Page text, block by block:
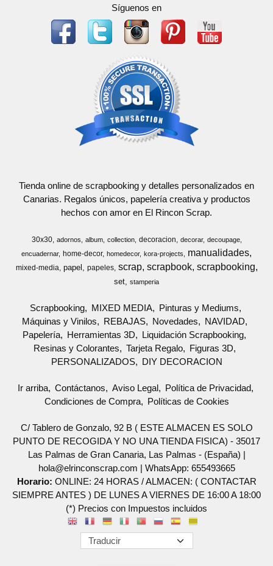
Síguenos en
Tienda online de scrapbooking y detalles personalizados en
Canarias. Regalos únicos, papelería creativa y productos
hechos con amor en El Rincon Scrap.
30x30 adornos album collection decoracion decorar
decoupage
encuadernar
home-decor homedecor kora-projects manualidades
mixed-media papel papeles scrap scrapbook scrapbooking
set stamperia
Scrapbooking MIXED MEDIA
Pinturas y Mediums
Máquinas y Vinilos
REBAJAS Novedades
NAVIDAD
Papelería
Herramientas 3D
Liquidación Scrapbooking
Resinas y Colorantes
Tarjeta Regalo
Figuras 3D
PERSONALIZADOS
DIY DECORACION
Ir arriba Contáctanos Aviso Legal
Política de Privacidad
Condiciones de Compra
Políticas de Cookies
C/ Tablero de Gonzalo, 92 B ( ESTE ALMACEN ES SOLO
PUNTO DE RECOGIDA Y NO UNA TIENDA FISICA) - 35017
Las Palmas de Gran Canaria, Las Palmas - (España) |
hola@elrinconscrap.com | WhatsApp: 655493665
Horario: ONLINE: 24 HORAS / ALMACEN: ( CONTACTAR
SIEMPRE ANTES ) DE LUNES A VIERNES DE 16:00 A 18:00
(*) Precios con Impuestos incluidos